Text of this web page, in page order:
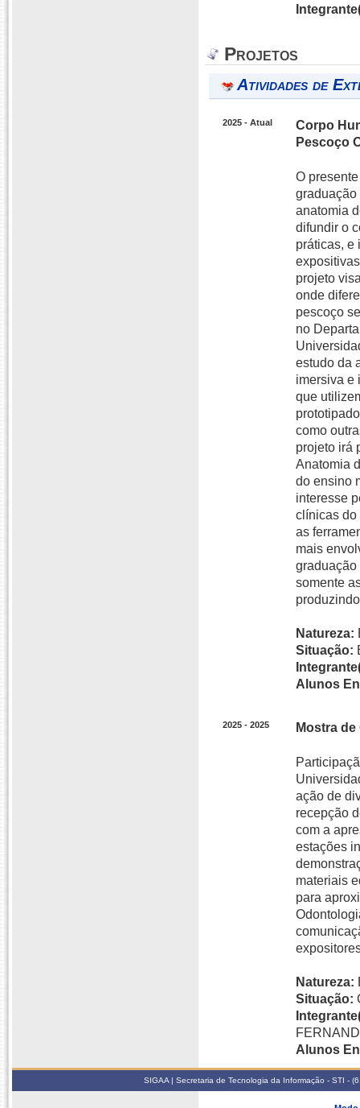
Projetos
Atividades de
2025 - Atual
Corpo
Pescoço
O
graduação
anatomia
difundir o
práticas, e
projeto
onde
pescoço
no
estudo da
imersiva e
que
como
projeto irá
Anatomia
do ensino
interesse
clínicas do
as
mais
graduação
somente
Natureza:
Situação:
Alunos
2025 - 2025 Mostra
ação de
recepção
com a
estações
materiais
para
Natureza:
Situação:
Alunos
SIGAA | Secretaria de Tecnologia da Informação - STI -